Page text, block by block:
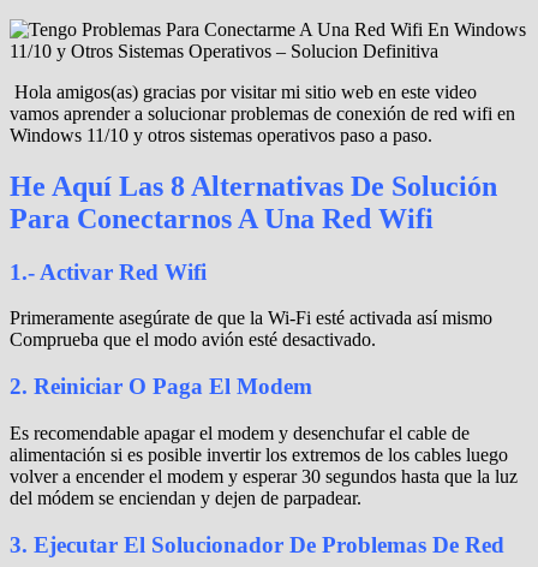
Hola amigos(as) gracias por visitar mi sitio web en este video
vamos aprender a solucionar problemas de conexión de red wifi en
Windows 11/10 y otros sistemas operativos paso a paso.
He Aquí Las 8 Alternativas De Solución
Para Conectarnos A Una Red Wifi
1.- Activar Red Wifi
Primeramente asegúrate de que la Wi-Fi esté activada así mismo
Comprueba que el modo avión esté desactivado.
2. Reiniciar O Paga El Modem
Es recomendable apagar el modem y desenchufar el cable de
alimentación si es posible invertir los extremos de los cables luego
volver a encender el modem y esperar 30 segundos hasta que la luz
del módem se enciendan y dejen de parpadear.
3. Ejecutar El Solucionador De Problemas De Red